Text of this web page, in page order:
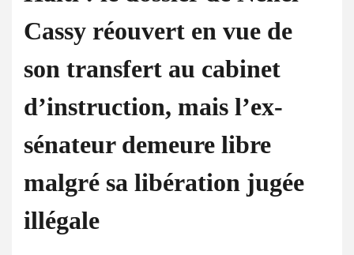
Cassy réouvert en vue de
son transfert au cabinet
d’instruction, mais l’ex-
sénateur demeure libre
malgré sa libération jugée
illégale